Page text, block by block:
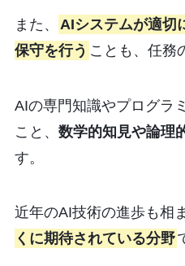
また、
AIシステムが適切
保守を行う ことも、任務
AIの専門知識やプログラ
こと、 数学的知見や論理
す。
近年のAI技術の進歩も相
くに期待されている分野